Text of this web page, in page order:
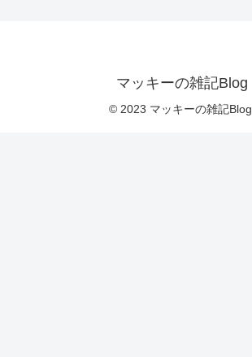
マッキーの雑記Blog
© 2023 マッキーの雑記Blog.